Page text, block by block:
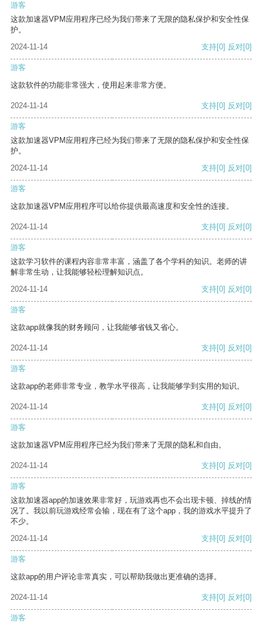
游客
这款加速器VPM应用程序已经为我们带来了无限的隐私保护和安全性保
护。
2024-11-14
支持[0] 反对[0]
游客
这款软件的功能非常强大，使用起来非常方便。
2024-11-14 支持[0] 反对[0]
游客
这款加速器VPM应用程序已经为我们带来了无限的隐私保护和安全性保
护。
2024-11-14
支持[0] 反对[0]
游客
这款加速器VPM应用程序可以给你提供最高速度和安全性的连接。
2024-11-14 支持[0] 反对[0]
游客
这款学习软件的课程内容非常丰富，涵盖了各个学科的知识。老师的讲
解非常生动，让我能够轻松理解知识点。
2024-11-14
支持[0] 反对[0]
游客
这款app就像我的财务顾问，让我能够省钱又省心。
2024-11-14 支持[0] 反对[0]
游客
这款app的老师非常专业，教学水平很高，让我能够学到实用的知识。
2024-11-14 支持[0] 反对[0]
游客
这款加速器VPM应用程序已经为我们带来了无限的隐私和自由。
2024-11-14 支持[0] 反对[0]
游客
这款加速器app的加速效果非常好，玩游戏再也不会出现卡顿、掉线的情
况了。我以前玩游戏经常会输，现在有了这个app，我的游戏水平提升了
不少。
2024-11-14
支持[0] 反对[0]
游客
这款app的用户评论非常真实，可以帮助我做出更准确的选择。
2024-11-14 支持[0] 反对[0]
游客